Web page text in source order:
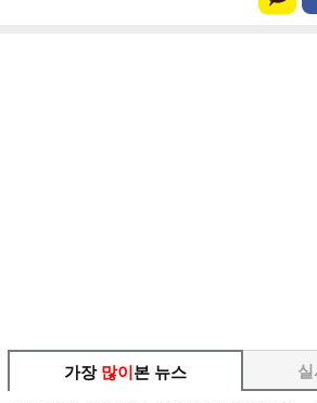
가장 많이 본 뉴스